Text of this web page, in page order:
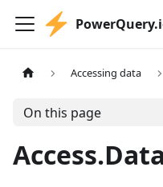
Accessing data
On this page